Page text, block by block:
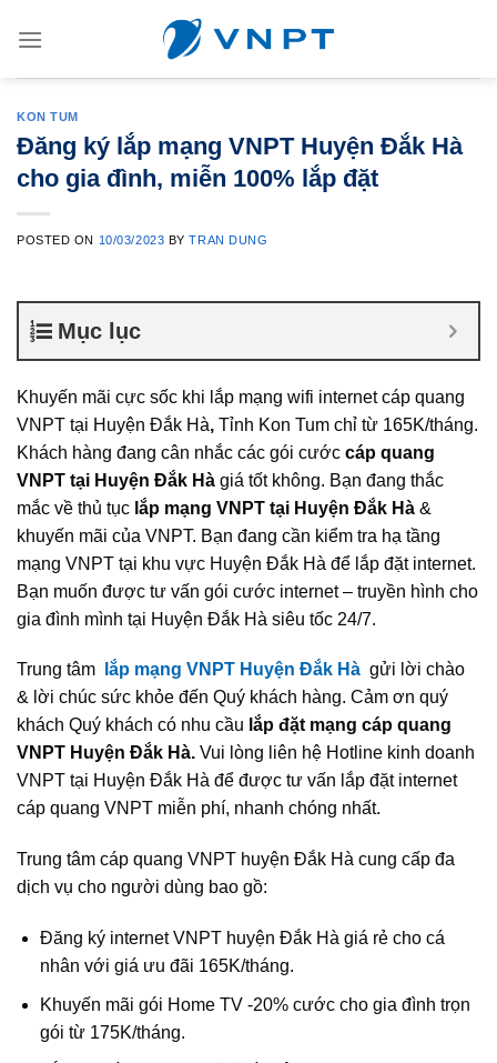
KON TUM
Đăng ký lắp mạng VNPT Huyện Đắk Hà
cho gia đình, miễn 100% lắp đặt
POSTED ON 10/03/2023 BYTRAN DUNG
Mục lục
Khuyến mãi cực sốc khi lắp mạng wifi internet cáp quang
VNPT tại Huyện Đắk Hà, Tỉnh Kon Tum chỉ từ 165K/tháng.
Khách hàng đang cân nhắc các gói cước cáp quang
VNPT tại Huyện Đắk Hà giá tốt không. Bạn đang thắc
mắc về thủ tục lắp mạng VNPT tại Huyện Đắk Hà &
khuyến mãi của VNPT. Bạn đang cần kiểm tra hạ tầng
mạng VNPT tại khu vực Huyện Đắk Hà để lắp đặt internet.
Bạn muốn được tư vấn gói cước internet – truyền hình cho
gia đình mình tại Huyện Đắk Hà siêu tốc 24/7.
Trung tâm lắp mạng VNPT Huyện Đắk Hà gửi lời chào
& lời chúc sức khỏe đến Quý khách hàng. Cảm ơn quý
khách Quý khách có nhu cầu lắp đặt mạng cáp quang
VNPT Huyện Đắk Hà. Vui lòng liên hệ Hotline kinh doanh
VNPT tại Huyện Đắk Hà để được tư vấn lắp đặt internet
cáp quang VNPT miễn phí, nhanh chóng nhất.
Trung tâm cáp quang VNPT huyện Đắk Hà cung cấp đa
dịch vụ cho người dùng bao gồ:
Đăng ký internet VNPT huyện Đắk Hà giá rẻ cho cá
nhân với giá ưu đãi 165K/tháng.
Khuyến mãi gói Home TV -20% cước cho gia đình trọn
gói từ 175K/tháng.